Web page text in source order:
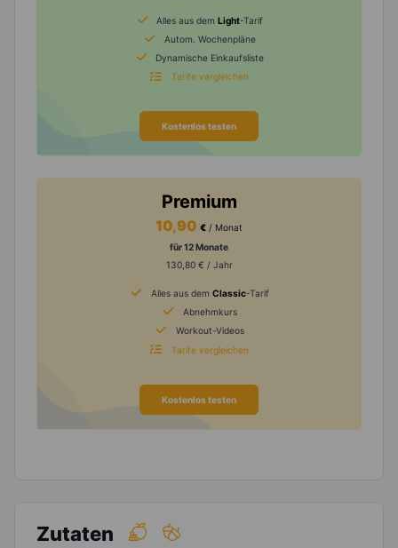
Alles aus dem Light-Tarif
Autom. Wochenpläne
Dynamische Einkaufsliste
Tarife vergleichen
Kostenlos testen
Premium
10,90 € / Monat
für 12 Monate
130,80 € / Jahr
Alles aus dem Classic-Tarif
Abnehmkurs
Workout-Videos
Tarife vergleichen
Kostenlos testen
Zutaten